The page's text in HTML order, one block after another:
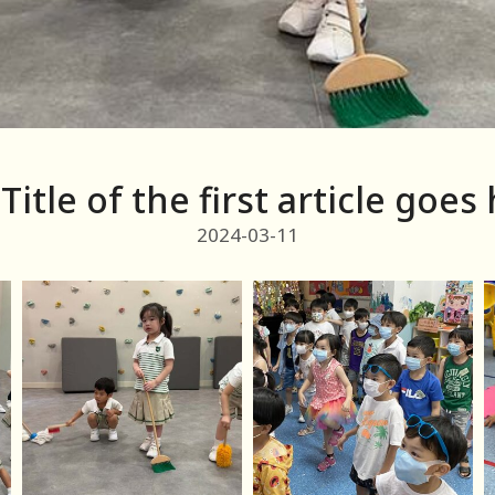
Title of the first article goes
2024-03-11